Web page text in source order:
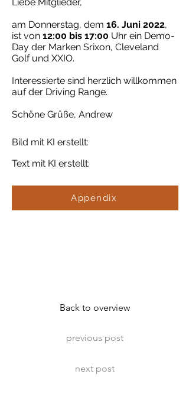
am Donnerstag, dem 16. Juni 2022,
ist von 12:00 bis 17:00 Uhr ein Demo-
Day der Marken Srixon, Cleveland
Golf und XXIO.
Interessierte sind herzlich willkommen
auf der Driving Range.
Schöne Grüße, Andrew
Bild mit KI erstellt:
Text mit KI erstellt:
Appendix
Back to overview
previous post
next post